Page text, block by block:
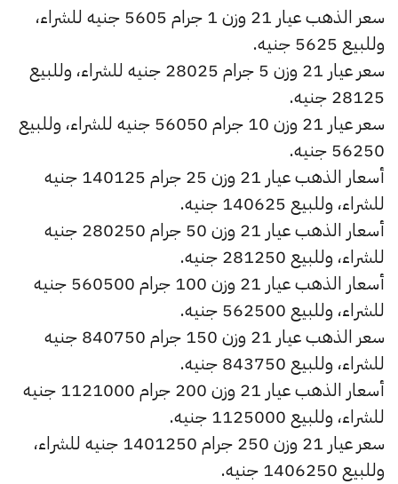
سعر الذهب عيار 21 وزن 1 جرام 5605 جنيه للشراء،
وللبيع 5625 جنيه.
سعر عيار 21 وزن 5 جرام 28025 جنيه للشراء، وللبيع
28125 جنيه.
سعر عيار 21 وزن 10 جرام 56050 جنيه للشراء، وللبيع
56250 جنيه.
أسعار الذهب عيار 21 وزن 25 جرام 140125 جنيه
للشراء، وللبيع 140625 جنيه.
أسعار الذهب عيار 21 وزن 50 جرام 280250 جنيه
للشراء، وللبيع 281250 جنيه.
أسعار الذهب عيار 21 وزن 100 جرام 560500 جنيه
للشراء، وللبيع 562500 جنيه.
سعر الذهب عيار 21 وزن 150 جرام 840750 جنيه
للشراء، وللبيع 843750 جنيه.
أسعار الذهب عيار 21 وزن 200 جرام 1121000 جنيه
للشراء، وللبيع 1125000 جنيه.
سعر عيار 21 وزن 250 جرام 1401250 جنيه للشراء،
وللبيع 1406250 جنيه.